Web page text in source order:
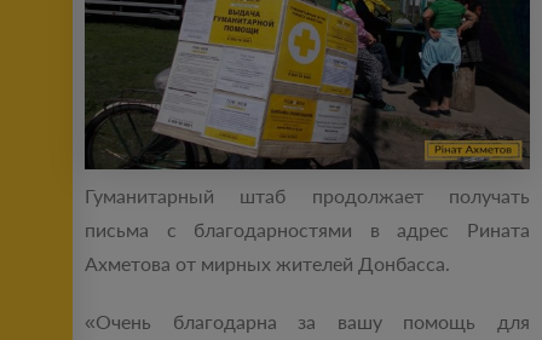
Гуманитарный штаб продолжает получать
письма с благодарностями в адрес Рината
Ахметова от мирных жителей Донбасса.
«Очень благодарна за вашу помощь для